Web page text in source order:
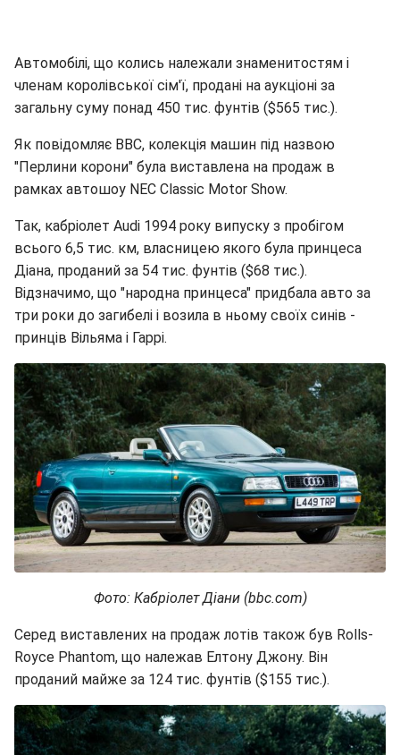
Автомобілі, що колись належали знаменитостям і
членам королівської сім'ї, продані на аукціоні за
загальну суму понад 450 тис. фунтів ($565 тис.).
Як повідомляє ВВС, колекція машин під назвою
"Перлини корони" була виставлена на продаж в
рамках автошоу NEC Classic Motor Show.
Так, кабріолет Audi 1994 року випуску з пробігом
всього 6,5 тис. км, власницею якого була принцеса
Діана, проданий за 54 тис. фунтів ($68 тис.).
Відзначимо, що "народна принцеса" придбала авто за
три роки до загибелі і возила в ньому своїх синів -
принців Вільяма і Гаррі.
Фото: Кабріолет Діани (bbc.com)
Серед виставлених на продаж лотів також був Rolls-
Royce Phantom, що належав Елтону Джону. Він
проданий майже за 124 тис. фунтів ($155 тис.).